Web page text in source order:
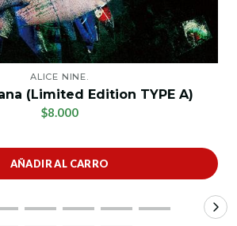
ALICE NINE.
(Limited Edition TYPE A)
$8.000
AÑADIR AL CARRO